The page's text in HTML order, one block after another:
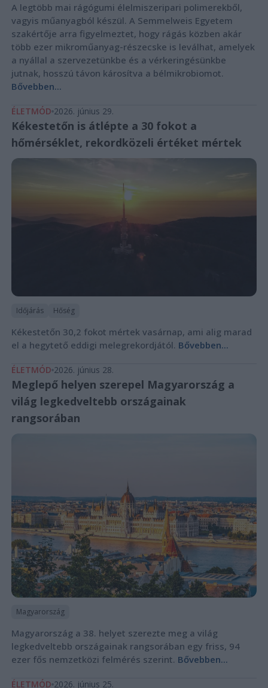
A legtöbb mai rágógumi élelmiszeripari polimerekből,
vagyis műanyagból készül. A Semmelweis Egyetem
szakértője arra figyelmeztet, hogy rágás közben akár
több ezer mikroműanyag-részecske is leválhat, amelyek
a nyállal a szervezetünkbe és a vérkeringésünkbe
jutnak, hosszú távon károsítva a bélmikrobiomot.
Bővebben...
ÉLETMÓD 2026. június 29.
Kékestetőn is átlépte a 30 fokot a
hőmérséklet, rekordközeli értéket mértek
Időjárás Hőség
Kékestetőn 30,2 fokot mértek vasárnap, ami alig marad
el a hegytető eddigi melegrekordjától. Bővebben...
ÉLETMÓD 2026. június 28.
Meglepő helyen szerepel Magyarország a
világ legkedveltebb országainak
rangsorában
Magyarország
Magyarország a 38. helyet szerezte meg a világ
legkedveltebb országainak rangsorában egy friss, 94
ezer fős nemzetközi felmérés szerint. Bővebben...
ÉLETMÓD 2026. június 25.